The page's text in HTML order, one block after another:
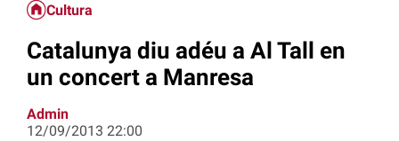
Cultura
Catalunya diu adéu a Al Tall en
un concert a Manresa
Admin
12/09/2013 22:00